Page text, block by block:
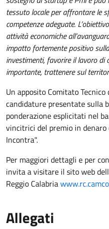
tessuto locale per affrontare le
competenze adeguate.
attività economiche
impatto fortemente positivo
investimenti, favorire il lavoro di
importante, trattenere sul
Un apposito Comitato
candidature presentate sulla
ponderazione esplicitati nel
vincitrici del premio in
Incontra".
Per maggiori dettagli e per
invita a visitare il sito web
Reggio Calabria
Allegati